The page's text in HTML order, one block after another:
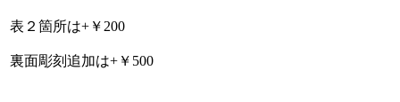
表２箇所は+￥200
裏面彫刻追加は+￥500